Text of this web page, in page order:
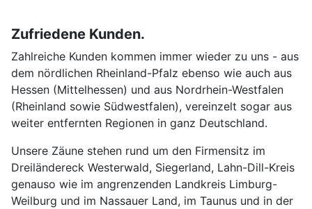
Zufriedene Kunden.
Zahlreiche Kunden kommen immer wieder zu uns - aus
dem nördlichen Rheinland-Pfalz ebenso wie auch aus
Hessen (Mittelhessen) und aus Nordrhein-Westfalen
(Rheinland sowie Südwestfalen), vereinzelt sogar aus
weiter entfernten Regionen in ganz Deutschland.
Unsere Zäune stehen rund um den Firmensitz im
Dreiländereck Westerwald, Siegerland, Lahn-Dill-Kreis
genauso wie im angrenzenden Landkreis Limburg-
Weilburg und im Nassauer Land, im Taunus und in der